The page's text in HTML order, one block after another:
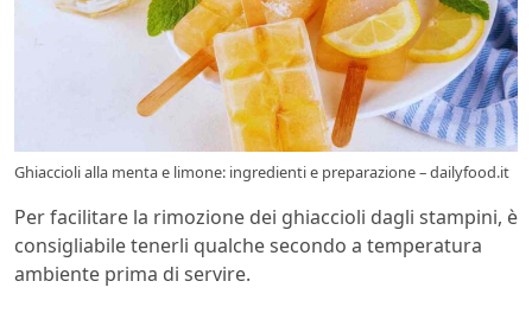
Ghiaccioli alla menta e limone: ingredienti e preparazione – dailyfood.it
Per facilitare la rimozione dei ghiaccioli dagli stampini, è
consigliabile tenerli qualche secondo a temperatura
ambiente prima di servire.